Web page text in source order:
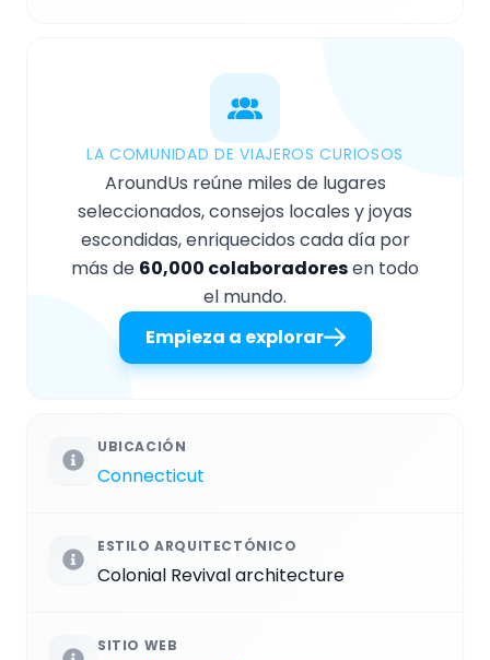
LA COMUNIDAD DE VIAJEROS CURIOSOS
AroundUs reúne miles de lugares
seleccionados, consejos locales y joyas
escondidas, enriquecidos cada día por
más de 60,000 colaboradoresen todo
el mundo.
Empieza a explorar
UBICACIÓN
Connecticut
ESTILO ARQUITECTÓNICO
Colonial Revival architecture
SITIO WEB